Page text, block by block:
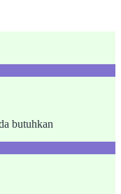
butuhkan